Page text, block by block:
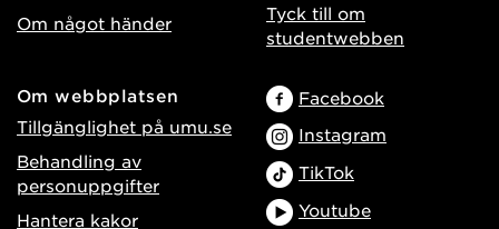
Om något händer
Tyck till om
studentwebben
Om webbplatsen
Tillgänglighet på umu.se
Behandling av
personuppgifter
Hantera kakor
Facebook
Instagram
TikTok
Youtube